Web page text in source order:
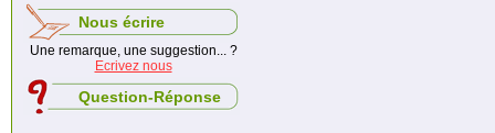
Nous écrire
Une remarque, une suggestion... ?
Ecrivez nous
Question-Réponse